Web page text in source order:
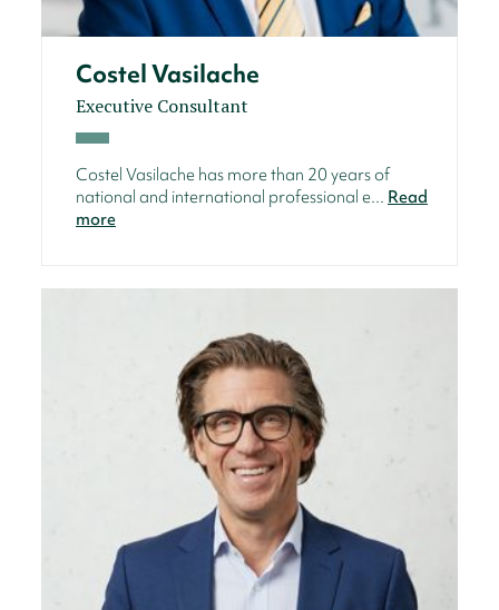
Costel Vasilache
Executive Consultant
Costel Vasilache has more than 20 years of
national and international professional e... Read
more